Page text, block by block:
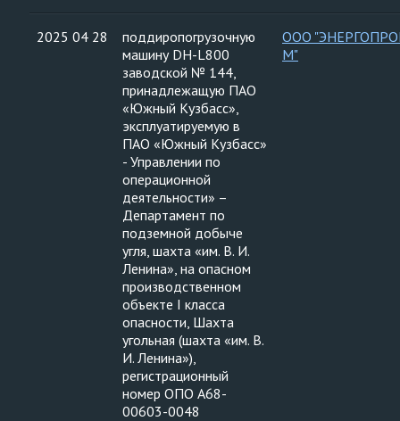
2025 04 28
поддиропогрузочную
машину DH-L800
заводской № 144,
принадлежащую ПАО
«Южный Кузбасс»,
эксплуатируемую в
ПАО «Южный Кузбасс»
- Управлении по
операционной
деятельности» –
Департамент по
подземной добыче
угля, шахта «им. В. И.
Ленина», на опасном
производственном
объекте I класса
опасности, Шахта
угольная (шахта «им. В.
И. Ленина»),
регистрационный
номер ОПО А68-
00603-0048
ООО
М"